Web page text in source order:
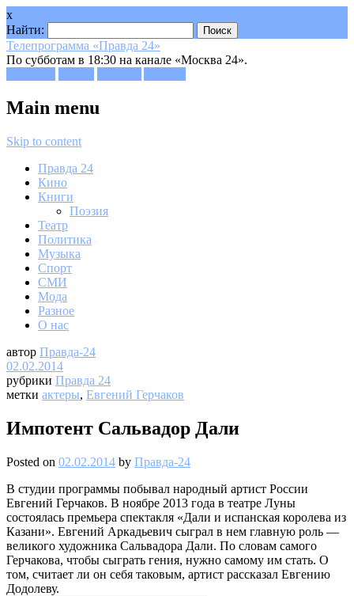
x
Найти:
Телепрограмма «Правда 24»
По субботам в 18:30 на канале «Москва 24».
Main menu
Skip to content
Правда 24
Кино
Книги
Поэзия
Театр
Политика
Музыка
Спорт
СМИ
Мода
Разное
О нас
автор Правда-24
02.02.2014
рубрики Правда 24
метки актеры, Евгений Герчаков
Импотент Сальвадор Дали
Posted on 02.02.2014 by Правда-24
В студии программы побывал народный артист России
Евгений Герчаков. В ноябре 2013 года в театре Луны
состоялась премьера спектакля «Дали и испанская королева из
Казани». Евгений Аркадьевич сыграл в нем главную роль —
великого художника Сальвадора Дали. По словам самого
Герчакова, чтобы сыграть гения, нужно самому им стать. О
том, считает ли он себя таковым, артист рассказал Евгению
Додолеву.